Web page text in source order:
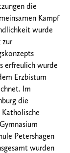
die
Kampf
wurde
zur
erfreulich wurde
Erzbistum
Im
die
Petershagen
wurden